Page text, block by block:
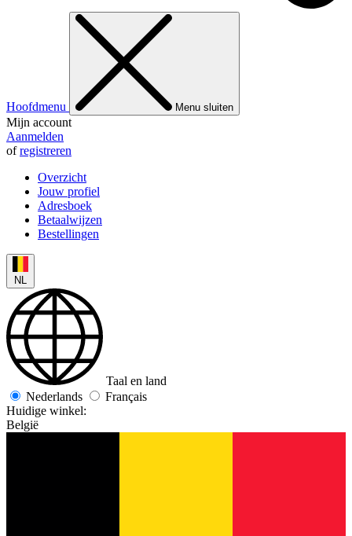
Hoofdmenu Menu sluiten
Mijn account
Aanmelden
ofregistreren
Overzicht
Jouw profiel
Adresboek
Betaalwijzen
Bestellingen
NL
Taal en land
Nederlands
Français
Huidige winkel:
België